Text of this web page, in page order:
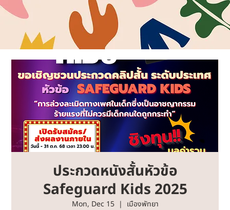
ประกวดหนังสั้นหัวข้อ
Safeguard Kids 2025
Mon, Dec 15
  |
เมืองพัทยา